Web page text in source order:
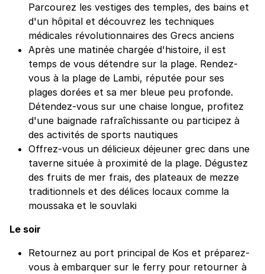
Parcourez les vestiges des temples, des bains et
d'un hôpital et découvrez les techniques
médicales révolutionnaires des Grecs anciens
Après une matinée chargée d'histoire, il est
temps de vous détendre sur la plage. Rendez-
vous à la plage de Lambi, réputée pour ses
plages dorées et sa mer bleue peu profonde.
Détendez-vous sur une chaise longue, profitez
d'une baignade rafraîchissante ou participez à
des activités de sports nautiques
Offrez-vous un délicieux déjeuner grec dans une
taverne située à proximité de la plage. Dégustez
des fruits de mer frais, des plateaux de mezze
traditionnels et des délices locaux comme la
moussaka et le souvlaki
Le soir
Retournez au port principal de Kos et préparez-
vous à embarquer sur le ferry pour retourner à